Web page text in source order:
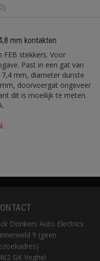
mm kontakten
stekkers. Voor
Past in een gat van
mm, diameter dunste
doorvoergat ongeveer
dit is moeilijk te meten.
Donkers Auto Electrics
9 (geen
GK Veghel